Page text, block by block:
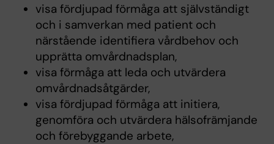
visa fördjupad förmåga att självständigt
och i samverkan med patient och
närstående identifiera vårdbehov och
upprätta omvårdnadsplan,
visa förmåga att leda och utvärdera
omvårdnadsåtgärder,
visa fördjupad förmåga att initiera,
genomföra och utvärdera hälsofrämjande
och förebyggande arbete,